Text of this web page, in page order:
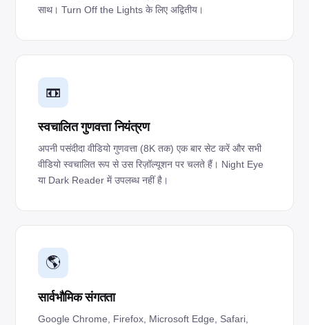
साथ। Turn Off the Lights के लिए अद्वितीय।
📼
स्वचालित गुणवत्ता नियंत्रण
अपनी पसंदीदा वीडियो गुणवत्ता (8K तक) एक बार सेट करें और सभी
वीडियो स्वचालित रूप से उस रिज़ॉल्यूशन पर चलते हैं। Night Eye
या Dark Reader में उपलब्ध नहीं है।
🌎
सार्वभौमिक संगतता
Google Chrome, Firefox, Microsoft Edge, Safari,